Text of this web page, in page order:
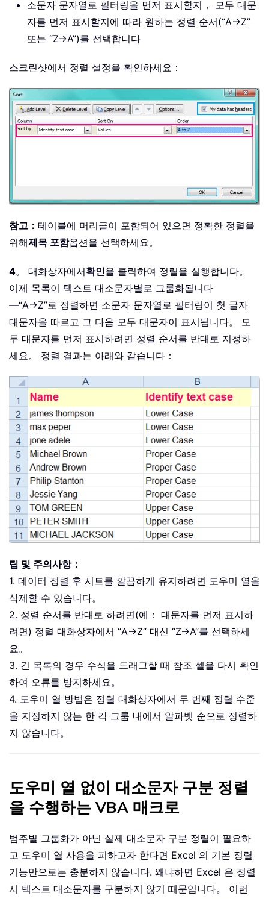
소문자 문자열로 필터링을 먼저 표시할지， 모두 대문
자를 먼저 표시할지에 따라 원하는 정렬 순서(“A→Z”
또는 “Z→A”)를 선택합니다
스크린샷에서 정렬 설정을 확인하세요：
참고： 테이블에 머리글이 포함되어 있으면 정확한 정렬을
위해제목 포함옵션을 선택하세요。
4。 대화상자에서확인을 클릭하여 정렬을 실행합니다。
이제 목록이 텍스트 대소문자별로 그룹화됩니다
—“A→Z”로 정렬하면 소문자 문자열로 필터링이 첫 글자
대문자을 따르고 그 다음 모두 대문자이 표시됩니다。 모
두 대문자를 먼저 표시하려면 정렬 순서를 반대로 지정하
세요。 정렬 결과는 아래와 같습니다：
팁 및 주의사항：
1. 데이터 정렬 후 시트를 깔끔하게 유지하려면 도우미 열을
삭제할 수 있습니다。
2. 정렬 순서를 반대로 하려면(예： 대문자를 먼저 표시하
려면) 정렬 대화상자에서 “A→Z” 대신 “Z→A”를 선택하세
요。
3. 긴 목록의 경우 수식을 드래그할 때 참조 셀을 다시 확인
하여 오류를 방지하세요。
4. 도우미 열 방법은 정렬 대화상자에서 두 번째 정렬 수준
을 지정하지 않는 한 각 그룹 내에서 알파벳 순으로 정렬하
지 않습니다。
도우미 열 없이 대소문자 구분 정렬
을 수행하는 VBA 매크로
범주별 그룹화가 아닌 실제 대소문자 구분 정렬이 필요하
고 도우미 열 사용을 피하고자 한다면 Excel 의 기본 정렬
기능만으로는 충분하지 않습니다. 왜냐하면 Excel 은 정렬
시 텍스트 대소문자를 구분하지 않기 때문입니다。 이런